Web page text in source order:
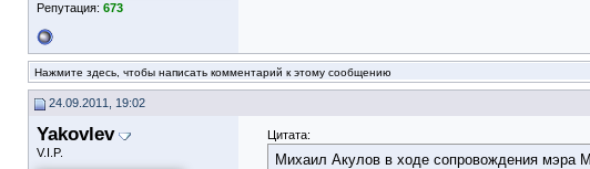
Репутация: 673
Нажмите здесь, чтобы написать комментарий к этому сообщению
24.09.2011, 19:02
Yakovlev
V.I.P.
Цитата:
Михаил Акулов в ходе сопровождения мэра